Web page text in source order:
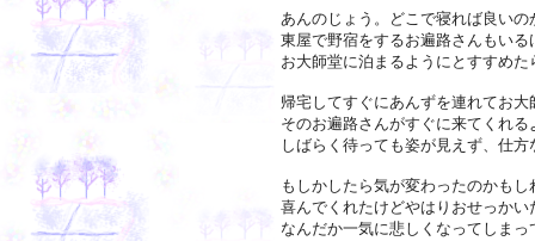
あんのじょう。どこで寝れば良い
東屋で野宿をするお遍路さんもい
お大師堂に泊まるようにとすすめ
帰宅してすぐにあんずを連れてお大
そのお遍路さんがすぐに来てくれ
しばらく待っても姿が見えず、仕
もしかしたら気が変わったのかもし
喜んでくれたけどやはりおせっか
なんだか一気に悲しくなってしま